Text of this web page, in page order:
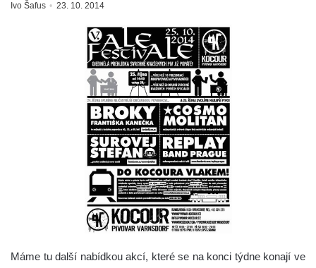
Ivo Šafus 23. 10. 2014
Máme tu další nabídkou akcí, které se na konci týdne konají ve